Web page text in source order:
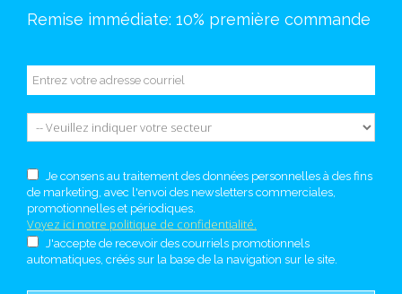
Remise immédiate: 10% première commande
Je consens au traitement des données personnelles à des fins
de marketing, avec l'envoi des newsletters commerciales,
promotionnelles et périodiques.
Voyez ici notre politique de confidentialité.
J'accepte de recevoir des courriels promotionnels
automatiques, créés sur la base de la navigation sur le site.